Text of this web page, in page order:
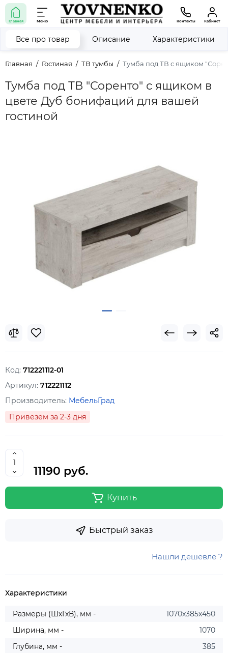
Главная Меню Контакты Кабинет
Главная Гостиная ТВ тумбы Тумба под ТВ с ящиком
Тумба под ТВ "Соренто" с ящиком в
цвете Дуб бонифаций для вашей
гостиной
Все про товар Описание Характеристики
Код: 712221112-01
Артикул: 712221112
Производитель: МебельГрад
Привезем за 2-3 дня
11190 руб.
Купить
Быстрый заказ
Нашли дешевле ?
Характеристики
Размеры (ШхГхВ), мм -
1070х385х450
Ширина, мм -
1070
Глубина, мм -
385